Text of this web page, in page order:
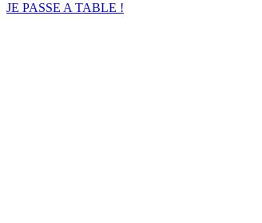
JE PASSE A TABLE !